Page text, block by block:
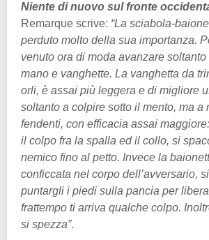
Niente di nuovo sul fronte
Remarque scrive: “La sciabola-
perduto molto della sua importanza.
venuto ora di moda avanzare
mano e vanghette. La vanghetta da
orli, è assai più leggera e di migliore
soltanto a colpire sotto il mento, ma a
fendenti, con efficacia assai
il colpo fra la spalla ed il collo, si
nemico fino al petto. Invece la
conficcata nel corpo dell’avversario,
puntargli i piedi sulla pancia per
frattempo ti arriva qualche colpo.
si spezza”.